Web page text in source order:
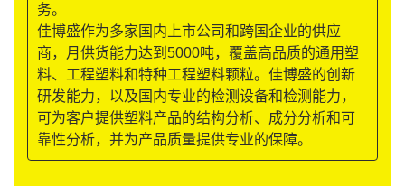
务。
佳博盛作为多家国内上市公司和跨国企业的供应
商，月供货能力达到5000吨，覆盖高品质的通用塑
料、工程塑料和特种工程塑料颗粒。佳博盛的创新
研发能力，以及国内专业的检测设备和检测能力，
可为客户提供塑料产品的结构分析、成分分析和可
靠性分析，并为产品质量提供专业的保障。